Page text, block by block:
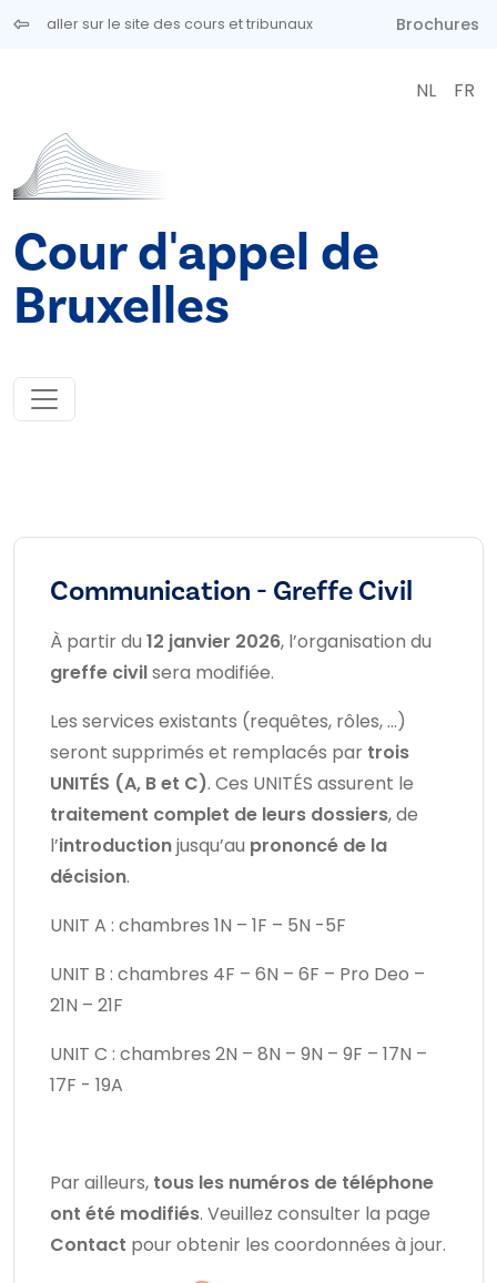
Aller au contenu principal
aller sur le site des cours et tribunaux Brochures
NL FR
Cour d'appel de
Bruxelles
Communication - Greffe Civil
À partir du 12 janvier 2026, l’organisation du
greffe civilsera modifiée.
Les services existants (requêtes, rôles, …)
seront supprimés et remplacés par trois
UNITÉS (A, B et C). Ces UNITÉS assurent le
traitement complet de leurs dossiers, de
l’introductionjusqu’au prononcé de la
décision.
UNIT A : chambres 1N – 1F – 5N -5F
UNIT B : chambres 4F – 6N – 6F – Pro Deo –
21N – 21F
UNIT C : chambres 2N – 8N – 9N – 9F – 17N –
17F - 19A
Par ailleurs, tous les numéros de téléphone
ont été modifiés. Veuillez consulter la page
Contact pour obtenir les coordonnées à jour.